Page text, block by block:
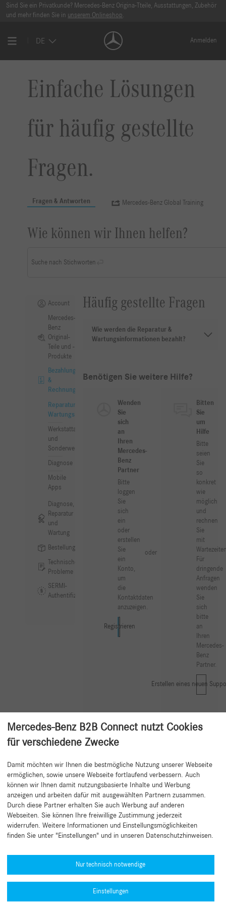
Sind Sie ein Privatkunde? Mercedes-Benz Origina-Tteile, Ausstattungen, Zubehör
und mehr finden Sie in unserem Onlineshop.
DE Anmelden
Einfache Lösungen
für häufig gestellte
Fragen.
Fragen & Antworten Mercedes-Benz Global Training
Wie können wir Ihnen helfen?
Suche nach Stichworten
Account
Mercedes-
Benz
Original-
Teile und -
Produkte
Bezahlung
&
Rechnung
Reparatur &
Wartungsinformation
Werkstattausrüstung
und
Sonderwerkzeuge
Diagnose
Mobile
Apps
Diagnose,
Reparatur
und
Wartung
Bestellung
Technische
Probleme
SERMI-
Authentifizierung
Häufig gestellte Fragen
Wie werden die Reparatur &
Wartungsinformationen bezahlt?
Benötigen Sie weitere Hilfe?
Wenden
Sie
sich
an
Ihren
Mercedes-
Benz
Partner
Bitte
loggen
Sie
sich
ein
oder
erstellen
Sie
ein
Konto,
um
die
Kontaktdaten
anzuzeigen.
Anmelden
Registrieren
oder
Bitten
Sie
um
Hilfe
Bitte
seien
Sie
so
konkret
wie
möglich
und
rechnen
Sie
mit
Für
dringende
Anfragen
wenden
Sie
sich
bitte
an
Ihren
Mercedes-
Benz
Partner.
Erstellen eines neuen
Mercedes-Benz B2B Connect nutzt Cookies
für verschiedene Zwecke
Damit möchten wir Ihnen die bestmögliche Nutzung unserer Webseite
ermöglichen, sowie unsere Webseite fortlaufend verbessern. Auch
können wir Ihnen damit nutzungsbasierte Inhalte und Werbung
anzeigen und arbeiten dafür mit ausgewählten Partnern zusammen.
Durch diese Partner erhalten Sie auch Werbung auf anderen
Webseiten. Sie können Ihre freiwillige Zustimmung jederzeit
widerrufen. Weitere Informationen und Einstellungsmöglichkeiten
finden Sie unter "Einstellungen" und in unseren Datenschutzhinweisen.
Nur technisch notwendige
Einstellungen
Zurück zum Anfang
Hilfe benötigt?
Mercedes-Benz Global Training
News